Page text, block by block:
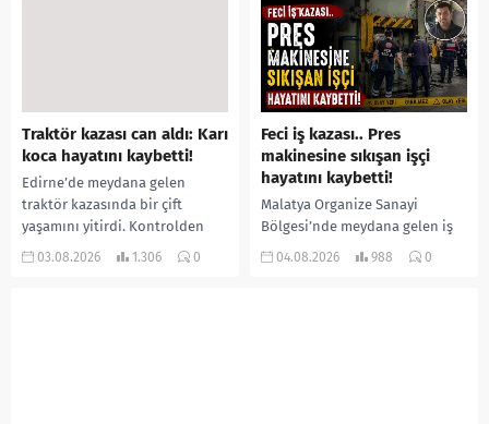
salgında vaka sayısının 20 bini
aştığı belirtilirken, sağlık...
Traktör kazası can aldı: Karı
koca hayatını kaybetti!
Edirne’de meydana gelen
traktör kazasında bir çift
yaşamını yitirdi. Kontrolden
çıkarak devrilen traktörün
03.08.2026 1.306 0
Feci iş kazası.. Pres
makinesine sıkışan işçi
hayatını kaybetti!
Malatya Organize Sanayi
Bölgesi’nde meydana gelen iş
kazasında, pres makinesine
04.08.2026 988 0